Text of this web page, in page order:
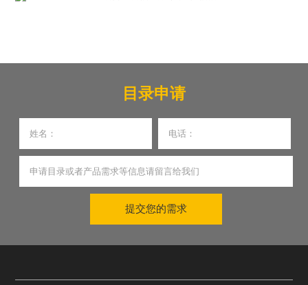
目录申请
提交您的需求